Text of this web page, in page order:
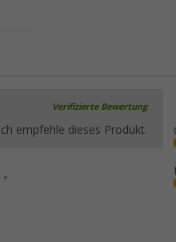
Verifizierte Bewertung
empfehle dieses Produkt.
"